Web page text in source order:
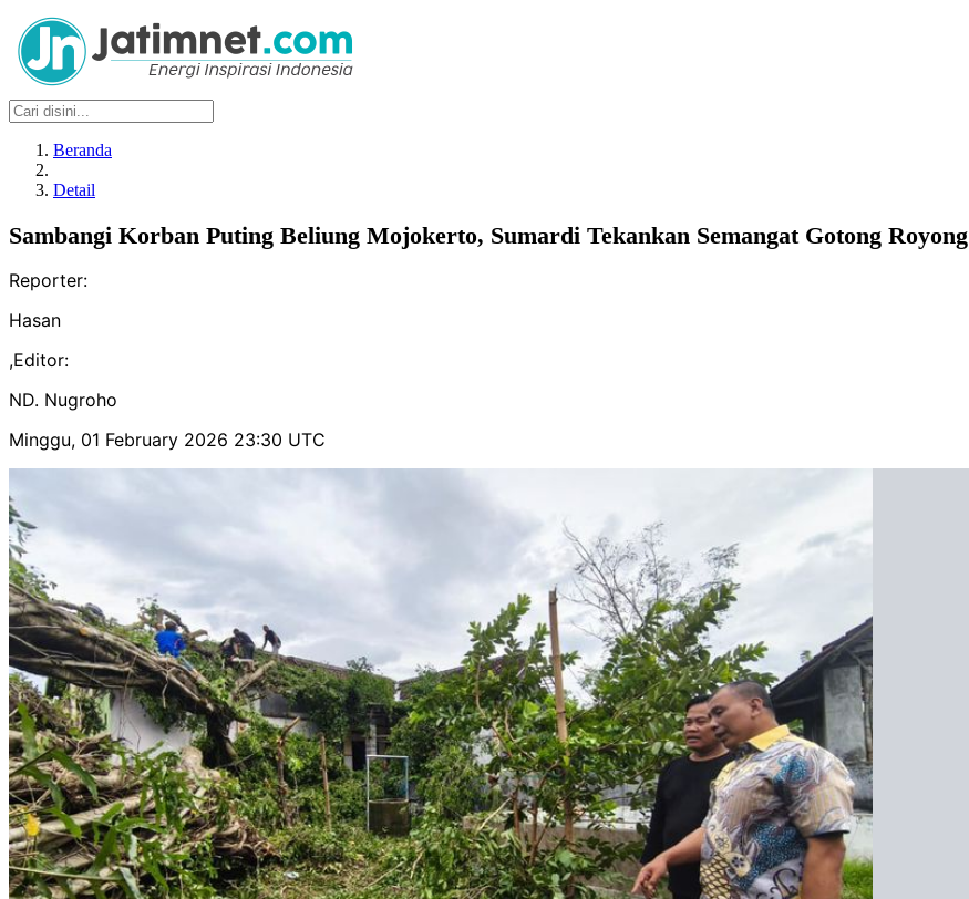
Beranda
Detail
Sambangi Korban Puting Beliung Mojokerto, Sumardi Tekankan Semangat Gotong Royong
Reporter:
Hasan
,Editor:
ND. Nugroho
Minggu, 01 February 2026 23:30 UTC